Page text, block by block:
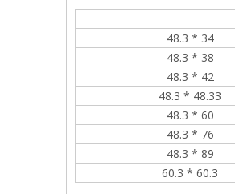
48.3 * 34
48.3 * 38
48.3 * 42
48.3 * 48.33
48.3 * 60
48.3 * 76
48.3 * 89
60.3 * 60.3